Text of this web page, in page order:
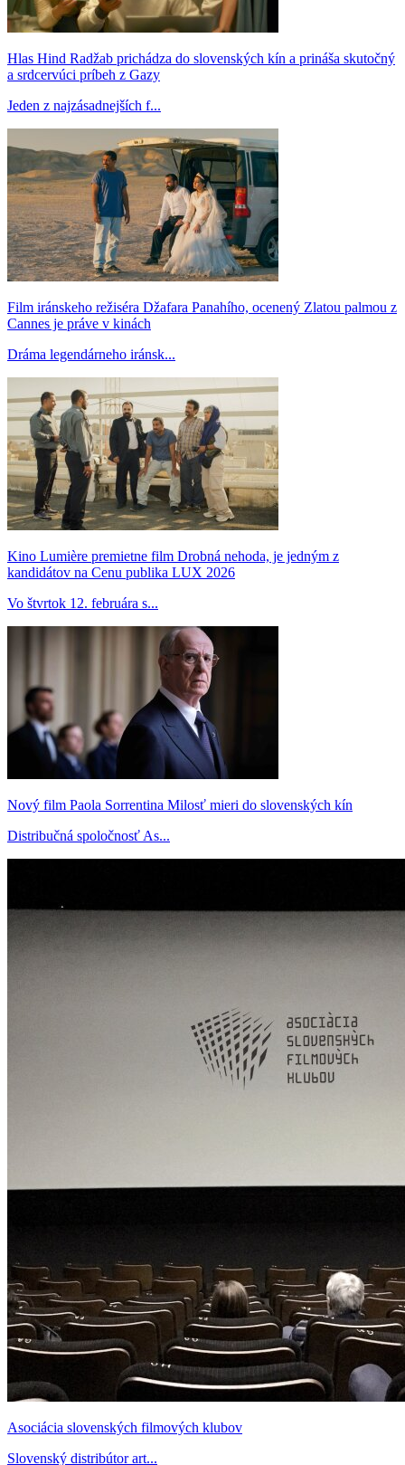
Hlas Hind Radžab prichádza do slovenských kín a prináša skutočný
a srdcervúci príbeh z Gazy
Jeden z najzásadnejších f...
Film iránskeho režiséra Džafara Panahího, ocenený Zlatou palmou z
Cannes je práve v kinách
Dráma legendárneho iránsk...
Kino Lumière premietne film Drobná nehoda, je jedným z
kandidátov na Cenu publika LUX 2026
Vo štvrtok 12. februára s...
Nový film Paola Sorrentina Milosť mieri do slovenských kín
Distribučná spoločnosť As...
Asociácia slovenských filmových klubov
Slovenský distribútor art...